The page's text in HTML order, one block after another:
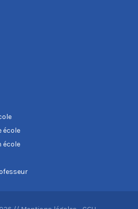
école
école